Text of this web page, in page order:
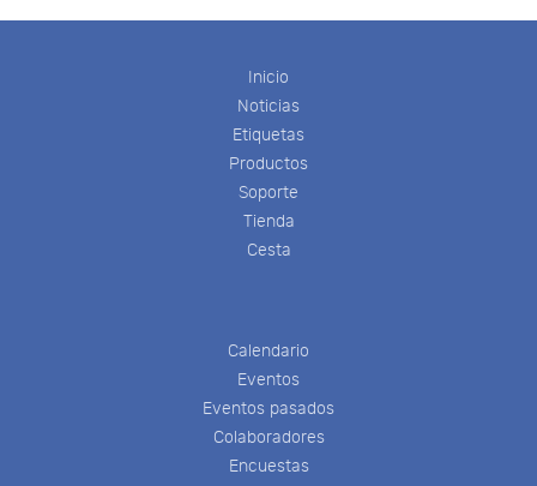
Inicio
Noticias
Etiquetas
Productos
Soporte
Tienda
Cesta
Calendario
Eventos
Eventos pasados
Colaboradores
Encuestas